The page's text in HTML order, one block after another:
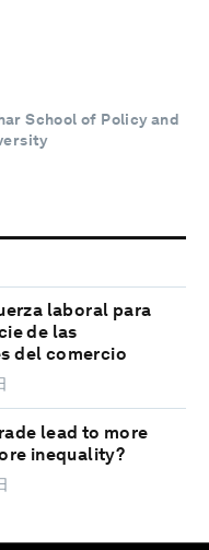
School of Policy and
laboral para
de las
del comercio
lead to more
inequality?